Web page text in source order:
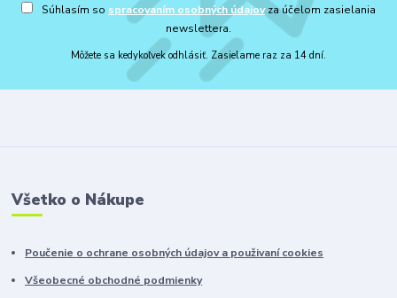
Súhlasím so spracovaním osobných údajovza účelom zasielania
newslettera.
Môžete sa kedykoľvek odhlásiť. Zasielame raz za 14 dní.
Všetko o Nákupe
Poučenie o ochrane osobných údajov a použivaní cookies
Všeobecné obchodné podmienky